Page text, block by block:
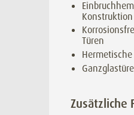
Türen
Hermetische
Zusätzliche